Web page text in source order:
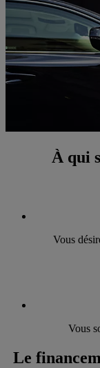
À qui
Vous
Vous
Le